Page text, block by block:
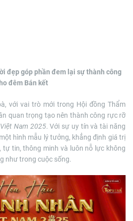
đẹp góp phần đem lại sự thành công
đêm Bán kết
với vai trò mới trong Hội đồng Thẩm
quan trọng tạo nên thành công rực rỡ
Nam 2025. Với sự uy tín và tài năng
hình mẫu lý tưởng, khẳng định giá trị
tự tin, thông minh và luôn nỗ lực không
như trong cuộc sống.